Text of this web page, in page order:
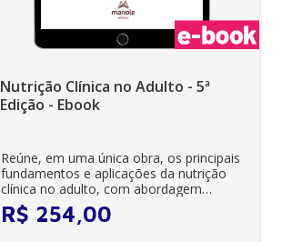
Nutrição Clínica no Adulto - 5ª
Edição - Ebook
Reúne, em uma única obra, os principais
fundamentos e aplicações da nutrição
clínica no adulto, com abordagem
completa e...
R$ 254 00